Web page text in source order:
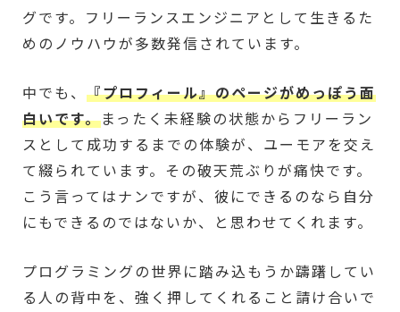
グです。フリーランスエンジニアとして生きるた
めのノウハウが多数発信されています。
中でも、 『プロフィール』のページがめっぽう面
白いです。まったく未経験の状態からフリーラン
スとして成功するまでの体験が、ユーモアを交え
て綴られています。その破天荒ぶりが痛快です。
こう言ってはナンですが、彼にできるのなら自分
にもできるのではないか、と思わせてくれます。
プログラミングの世界に踏み込もうか躊躇してい
る人の背中を、強く押してくれること請け合いで